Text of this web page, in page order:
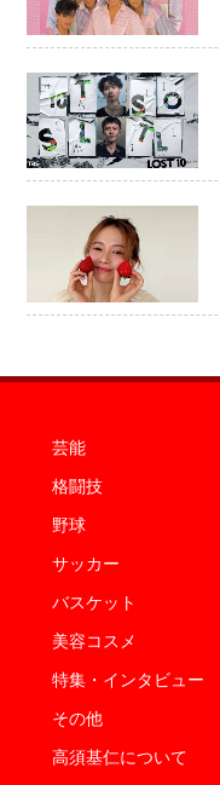
芸能
格闘技
野球
サッカー
バスケット
美容コスメ
特集・インタビュー
その他
高須基仁について